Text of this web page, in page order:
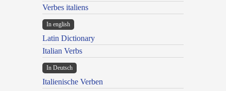
Verbes italiens
In english
Latin Dictionary
Italian Verbs
In Deutsch
Italienische Verben